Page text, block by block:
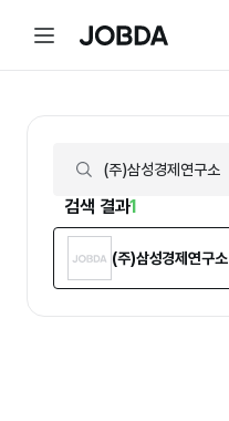
J
A
검색 결과1
(주)삼성경제연구소